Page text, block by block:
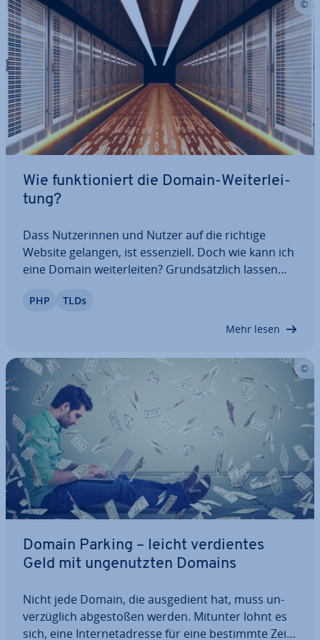
Wie funk­tio­niert die Domain-Wei­ter­lei­
tung?
Dass Nut­ze­rin­nen und Nutzer auf die richtige
Website gelangen, ist es­sen­zi­ell. Doch wie kann ich
eine Domain wei­ter­lei­ten? Grund­sätz­lich lassen
client­ba­siert umsetzen. Zur ersten Kategorie
PHP TLDs
Mehr lesen
Domain Parking – leicht ver­dien­tes
Geld mit un­ge­nutz­ten Domains
Nicht jede Domain, die aus­ge­dient hat, muss un­
ver­züg­lich ab­ge­sto­ßen werden. Mitunter lohnt es
sich, eine In­ter­net­adres­se für eine bestimmte Zeit­